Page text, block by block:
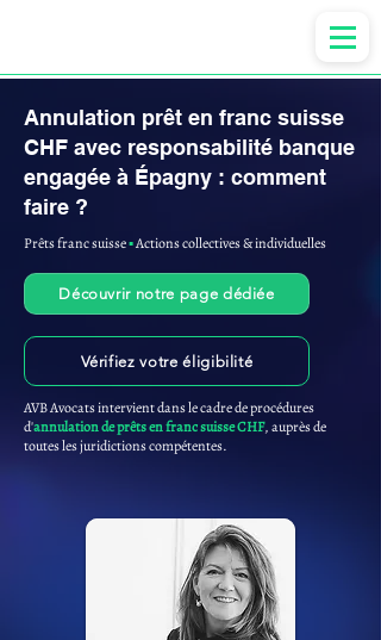
Annulation prêt en franc suisse
CHF avec responsabilité banque
engagée à Épagny : comment
faire ?
Prêts franc suisse▪︎Actions collectives & individuelles
Découvrir notre page dédiée
Vérifiez votre éligibilité
AVB Avocats intervient dans le cadre de procédures
d'annulation de prêts en franc suisse CHF, auprès de
toutes les juridictions compétentes.